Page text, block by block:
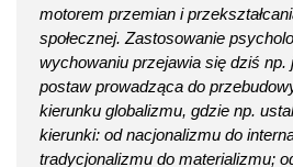
motorem przemian i
społecznej. Zastosowanie
wychowaniu przejawia się dziś np.
postaw prowadząca do
kierunku globalizmu, gdzie np.
kierunki: od nacjonalizmu do
tradycjonalizmu do materializmu;